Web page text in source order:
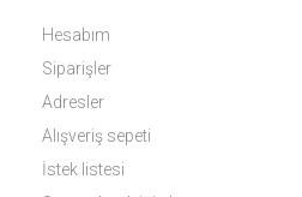
Hesabım
Siparişler
Adresler
Alışveriş sepeti
İstek listesi